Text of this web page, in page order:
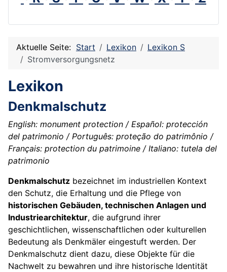
Aktuelle Seite: Start Lexikon
Lexikon S
Stromversorgungsnetz
Lexikon
Denkmalschutz
English: monument protection / Español: protección
del patrimonio / Português: proteção do patrimônio /
Français: protection du patrimoine / Italiano: tutela del
patrimonio
Denkmalschutz bezeichnet im industriellen Kontext
den Schutz, die Erhaltung und die Pflege von
historischen Gebäuden, technischen Anlagen und
Industriearchitektur, die aufgrund ihrer
geschichtlichen, wissenschaftlichen oder kulturellen
Bedeutung als Denkmäler eingestuft werden. Der
Denkmalschutz dient dazu, diese Objekte für die
Nachwelt zu bewahren und ihre historische Identität